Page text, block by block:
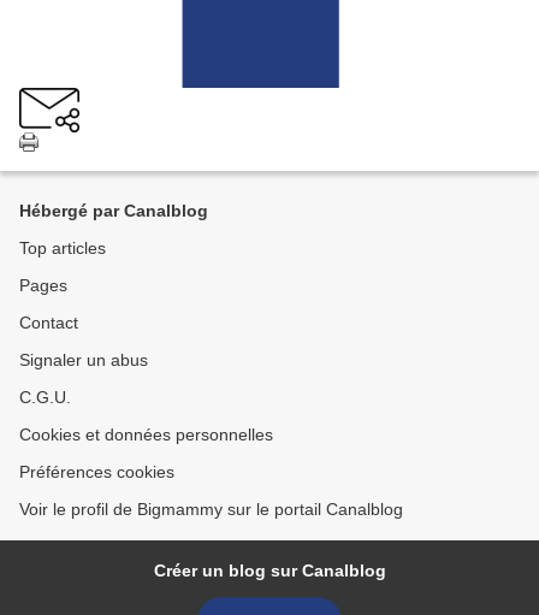
Hébergé par Canalblog
Top articles
Pages
Contact
Signaler un abus
C.G.U.
Cookies et données personnelles
Préférences cookies
Voir le profil de Bigmammy sur le portail Canalblog
Créer un blog sur Canalblog